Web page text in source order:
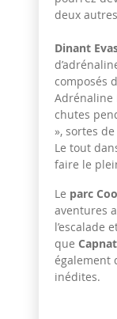
deux
Dinant
composés
Adrénaline
chutes
», sortes
Le tout
faire le
Le parc
aventures
l’escalade
que
également
inédites.